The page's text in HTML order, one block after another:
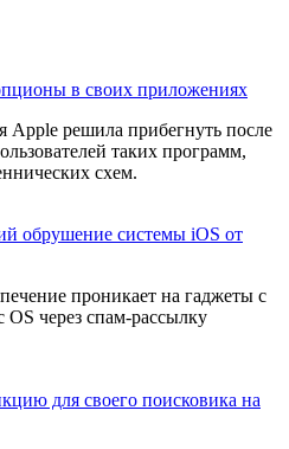
в своих приложениях
решила прибегнуть после
таких программ,
схем.
обрушение системы iOS от
проникает на гаджеты с
через спам-рассылку
для своего поисковика на